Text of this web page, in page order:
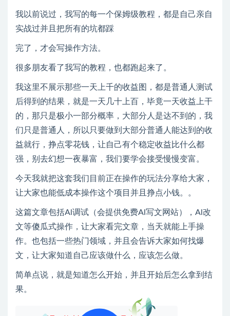
我以前说过，我写的每一个保姆级教程，都是自己亲自
实战过并且把所有的坑都踩
完了，才会写操作方法。
很多朋友看了我写的教程，也都跑起来了。
我这里不展示那些一天上千的收益图，都是普通人测试
后得到的结果，就是一天几十上百，毕竟一天收益上干
的，那只是极小一部分概率，大部分人是达不到的，我
们只是普通人，所以只要做到大部分普通人能达到的收
益就行，挣点零花钱，让自己有个稳定收益比什么都
强，别去幻想一夜暴富，我们要学会接受慢慢变富。
今天我就把这套我们目前正在操作的玩法分享给大家，
让大家也能低成本操作这个项目并且挣点小钱。。
这篇文章包括Al调试（会提供免费Al写文网站），Al改
文等傻瓜式操作，让大家看完文章，当天就能上手操
作。也包括一些热门领域，并且会告诉大家如何找爆
文，让大家知道自己应该做什么，应该怎么做。
简单点说，就是知道怎么开始，并且开始后怎么拿到结
果。